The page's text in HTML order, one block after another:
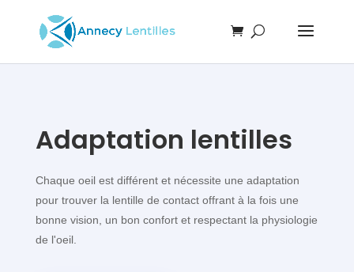
Adaptation lentilles
Chaque oeil est différent et nécessite une adaptation
pour trouver la lentille de contact offrant à la fois une
bonne vision, un bon confort et respectant la physiologie
de l'oeil.